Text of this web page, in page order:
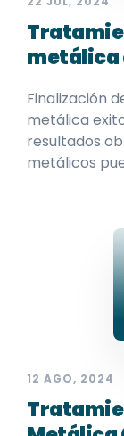
metálica
Finalización
metálica
resultados
metálicos
12 AGO, 2024